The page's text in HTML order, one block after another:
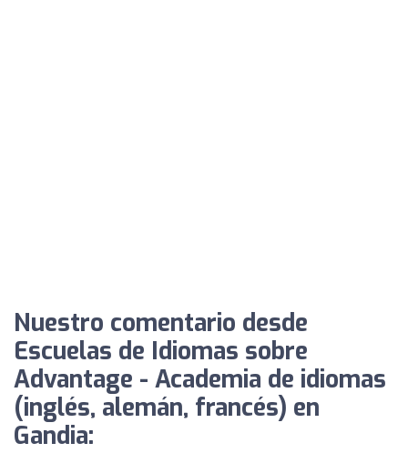
Nuestro comentario desde
Escuelas de Idiomas sobre
Advantage - Academia de idiomas
(inglés, alemán, francés) en
Gandia: